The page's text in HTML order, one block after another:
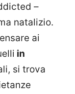
–
natalizio.
ai
in
si trova